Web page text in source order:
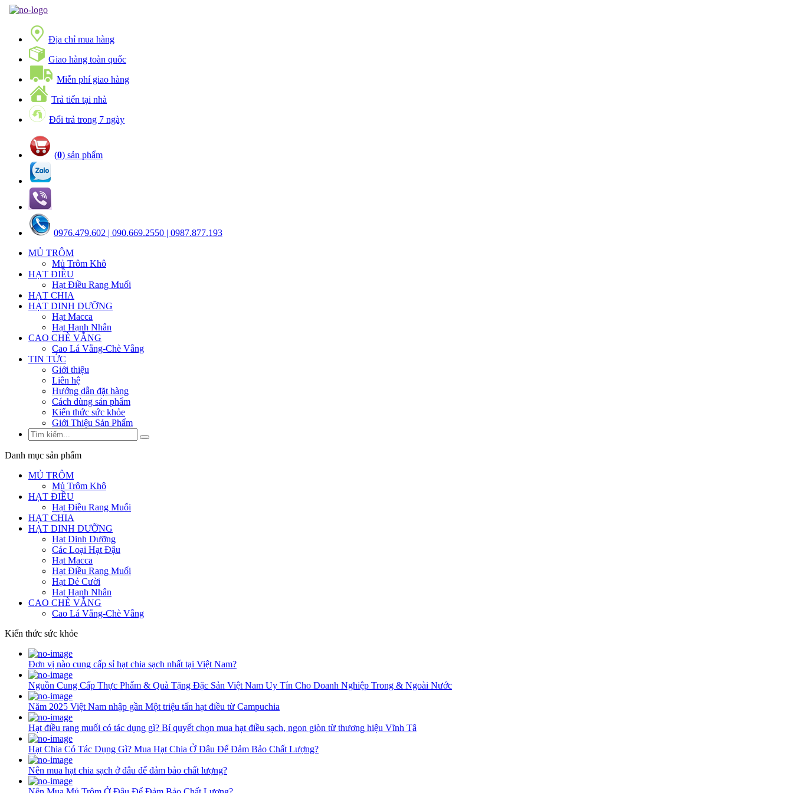
Địa chỉ mua hàng
Giao hàng toàn quốc
Miễn phí giao hàng
Trả tiển tại nhà
Đổi trả trong 7 ngày
(0) sản phẩm
0976.479.602 | 090.669.2550 | 0987.877.193
MỦ TRÔM
Mủ Trôm Khô
HẠT ĐIỀU
Hạt Điều Rang Muối
HẠT CHIA
HẠT DINH DƯỠNG
Hạt Macca
Hạt Hạnh Nhân
CAO CHÈ VẰNG
Cao Lá Vằng-Chè Vằng
TIN TỨC
Giới thiệu
Liên hệ
Hướng dẫn đặt hàng
Cách dùng sản phẩm
Kiến thức sức khỏe
Giới Thiệu Sản Phẩm
Danh mục sản phẩm
MỦ TRÔM
Mủ Trôm Khô
HẠT ĐIỀU
Hạt Điều Rang Muối
HẠT CHIA
HẠT DINH DƯỠNG
Hạt Dinh Dưỡng
Các Loại Hạt Đậu
Hạt Macca
Hạt Điều Rang Muối
Hạt Dẻ Cười
Hạt Hạnh Nhân
CAO CHÈ VẰNG
Cao Lá Vằng-Chè Vằng
Kiến thức sức khỏe
Đơn vị nào cung cấp sỉ hạt chia sạch nhất tại Việt Nam?
Nguồn Cung Cấp Thực Phẩm & Quà Tặng Đặc Sản Việt Nam Uy Tín Cho Doanh Nghiệp Trong & Ngoài Nước
Năm 2025 Việt Nam nhập gần Một triệu tấn hạt điều từ Campuchia
Hạt điều rang muối có tác dụng gì? Bí quyết chọn mua hạt điều sạch, ngon giòn từ thương hiệu Vĩnh Tâ
Hạt Chia Có Tác Dụng Gì? Mua Hạt Chia Ở Đâu Để Đảm Bảo Chất Lượng?
Nên mua hạt chia sạch ở đâu để đảm bảo chất lượng?